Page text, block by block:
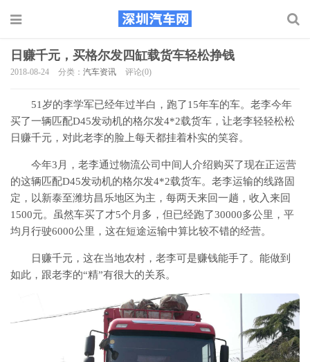
日赚千元，买格尔发四缸载货车轻松挣钱
2018-08-24 分类： 汽车资讯 评论(0)
51岁的李学军已经年过半白，跑了15年车的车。老李今年
买了一辆匹配D45发动机的格尔发4*2载货车，让老李轻轻松松
日赚千元，对此老李的脸上每天都挂着朴实的笑容。
今年3月，老李通过物流公司中间人介绍购买了现在正运营
的这辆匹配D45发动机的格尔发4*2载货车。老李运输的线路固
定，以新泰至潍坊昌乐地区为主，每两天来回一趟，收入来回
1500元。虽然车买了才5个月多，但已经跑了30000多公里，平
均月行驶6000公里，这在短途运输中算比较不错的经营。
日赚千元，这在当地农村，老李可是赚钱能手了。能做到
如此，跟老李的“精”有很大的关系。